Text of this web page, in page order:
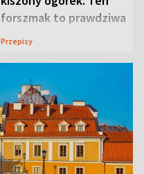
forszmak to prawdziwa
uczta
Przepisy